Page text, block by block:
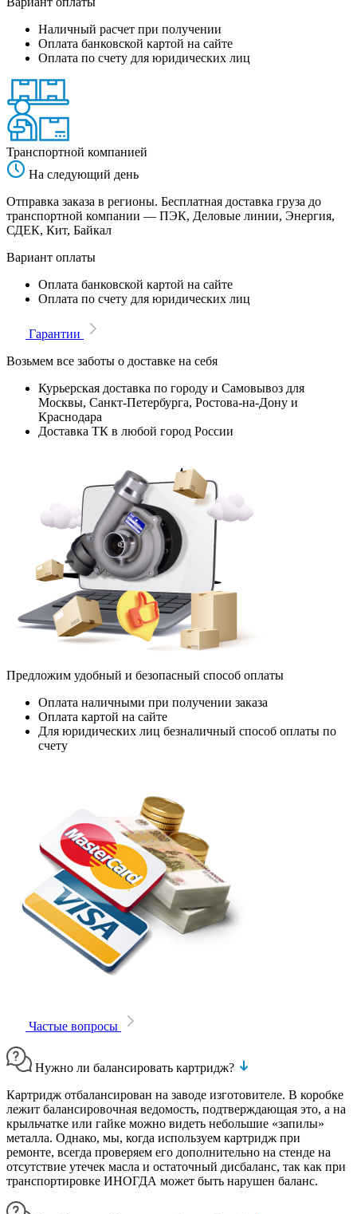
Наличный расчет при получении
Оплата банковской картой на сайте
Оплата по счету для юридических лиц
Транспортной компанией
На следующий день
Отправка заказа в регионы. Бесплатная доставка груза до
транспортной компании — ПЭК, Деловые линии, Энергия,
СДЕК, Кит, Байкал
Вариант оплаты
Оплата банковской картой на сайте
Оплата по счету для юридических лиц
Гарантии
Возьмем все заботы о доставке на себя
Курьерская доставка по городу и Самовывоз для
Москвы, Санкт-Петербурга, Ростова-на-Дону и
Краснодара
Доставка ТК в любой город России
Предложим удобный и безопасный способ оплаты
Оплата наличными при получении заказа
Оплата картой на сайте
Для юридических лиц безналичный способ оплаты по
счету
Частые вопросы
Нужно ли балансировать картридж?
Картридж отбалансирован на заводе изготовителе. В коробке
лежит балансировочная ведомость, подтверждающая это, а на
крыльчатке или гайке можно видеть небольшие «запилы»
металла. Однако, мы, когда используем картридж при
ремонте, всегда проверяем его дополнительно на стенде на
отсутствие утечек масла и остаточный дисбаланс, так как при
транспортировке ИНОГДА может быть нарушен баланс.